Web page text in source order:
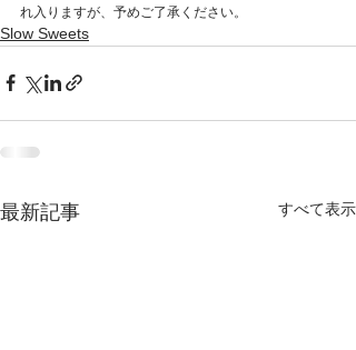
れ入りますが、予めご了承ください。
Slow Sweets
最新記事 すべて表示